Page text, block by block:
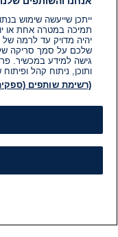
ייתכן שייעשה שימוש
תמיכה במטרה אחת או
יהיה מדויק עד לרמה
שלכם על סמך סריקה של
גישה למידע במכשיר.
ותוכן, ניתוח קהל ופיתוח
(רשימת שותפים